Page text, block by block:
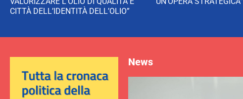
CITTÀ DELL’IDENTITÀ DELL’OLIO”
News